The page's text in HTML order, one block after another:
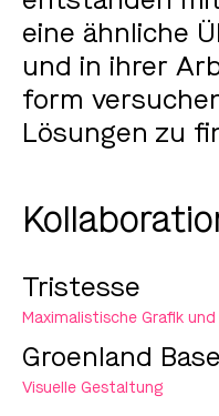
eine ähnliche
und in ihrer
form
Lösungen zu
Tristesse
Maximalistische Grafik und
Groenland
Visuelle Gestaltung